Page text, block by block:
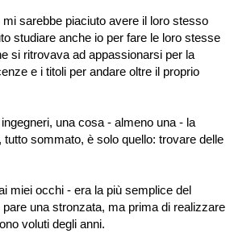
sarebbe piaciuto avere il loro stesso
studiare anche io per fare le loro stesse
si ritrovava ad appassionarsi per la
e i titoli per andare oltre il proprio
una cosa - almeno una - la
sommato, è solo quello: trovare delle
miei occhi - era la più semplice del
una stronzata, ma prima di realizzare
voluti degli anni.